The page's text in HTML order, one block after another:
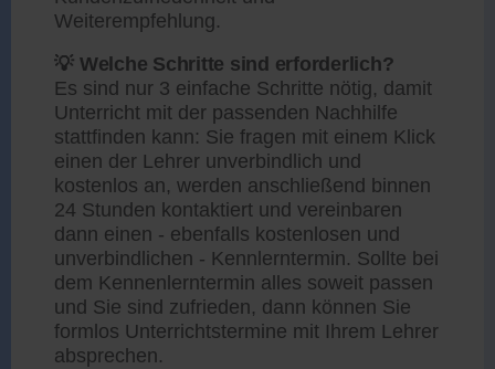
Weiterempfehlung.
💡 Welche Schritte sind erforderlich?
Es sind nur 3 einfache Schritte nötig, damit
Unterricht mit der passenden Nachhilfe
stattfinden kann: Sie fragen mit einem Klick
einen der Lehrer unverbindlich und
kostenlos an, werden anschließend binnen
24 Stunden kontaktiert und vereinbaren
dann einen - ebenfalls kostenlosen und
unverbindlichen - Kennlerntermin. Sollte bei
dem Kennenlerntermin alles soweit passen
und Sie sind zufrieden, dann können Sie
formlos Unterrichtstermine mit Ihrem Lehrer
absprechen.